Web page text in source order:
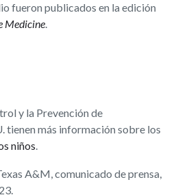
fueron publicados en la edición
Medicine.
y la Prevención de
tienen más información sobre los
niños.
A&M, comunicado de prensa,